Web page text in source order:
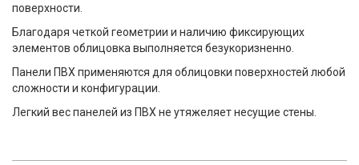
поверхности.
Благодаря четкой геометрии и наличию фиксирующих
элементов облицовка выполняется безукоризненно.
Панели ПВХ применяются для облицовки поверхностей любой
сложности и конфигурации.
Легкий вес панелей из ПВХ не утяжеляет несущие стены.